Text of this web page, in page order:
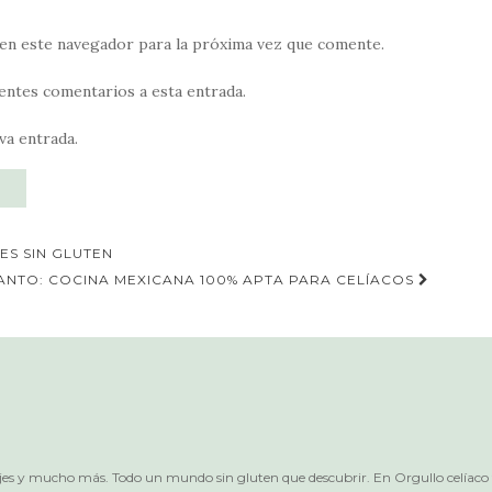
este navegador para la próxima vez que comente.
comentarios a esta entrada.
entrada.
SIN GLUTEN
COCINA MEXICANA 100% APTA PARA CELÍACOS
y mucho más. Todo un mundo sin gluten que descubrir. En Orgullo